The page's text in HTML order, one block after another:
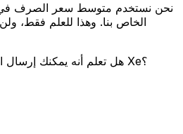
نحن نستخدم متوسط سعر الصرف
الخاص بنا. وهذا للعلم فقط،
هل تعلم أنه يمكنك إرسال الأموال إلى الخارج باستخدام Xe؟